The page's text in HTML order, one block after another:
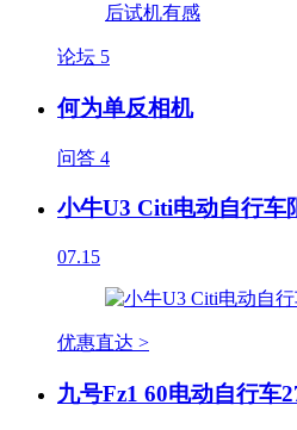
论坛 5
何为单反相机
问答 4
小牛U3 Citi电动自行车
07.15
优惠直达 >
九号Fz1 60电动自行车